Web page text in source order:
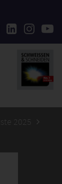
2025